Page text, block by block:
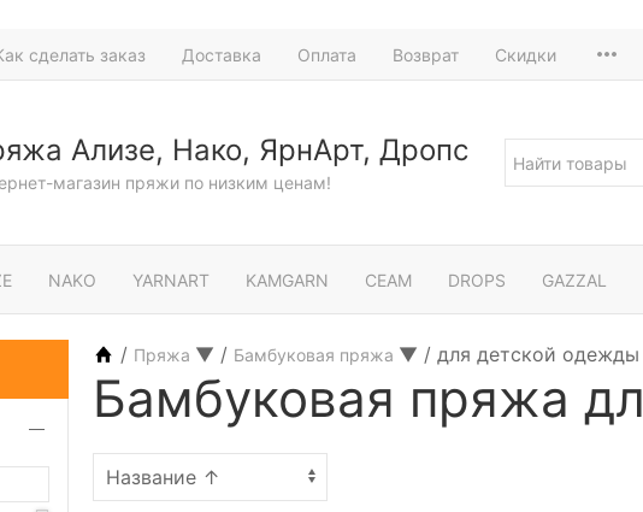
сделать заказ Доставка Оплата Возврат Скидки
Ализе, Нако, ЯрнАрт, Дропс
магазин пряжи по низким ценам!
NAKO YARNART KAMGARN СЕАМ DROPS GAZZAL
/ Пряжа ▼ / Бамбуковая пряжа ▼ / для детской одежды
Бамбуковая пряжа